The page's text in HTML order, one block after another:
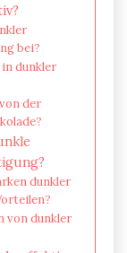
bei?
dunkler
der
dunkler
von dunkler